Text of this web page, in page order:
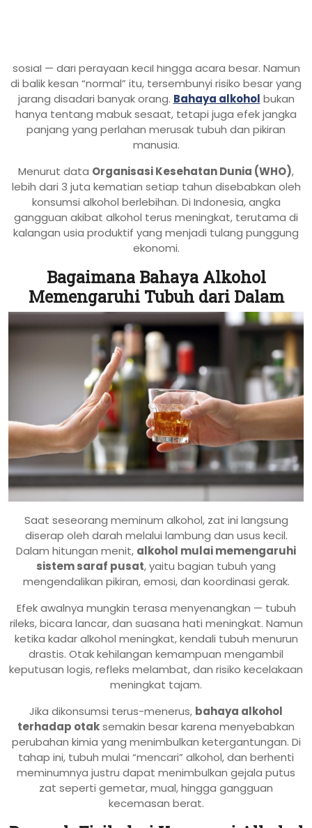
sosial — dari perayaan kecil hingga acara besar. Namun
di balik kesan “normal” itu, tersembunyi risiko besar yang
jarang disadari banyak orang. Bahaya alkohol bukan
hanya tentang mabuk sesaat, tetapi juga efek jangka
panjang yang perlahan merusak tubuh dan pikiran
manusia.
Menurut data Organisasi Kesehatan Dunia (WHO),
lebih dari 3 juta kematian setiap tahun disebabkan oleh
konsumsi alkohol berlebihan. Di Indonesia, angka
gangguan akibat alkohol terus meningkat, terutama di
kalangan usia produktif yang menjadi tulang punggung
ekonomi.
Bagaimana Bahaya Alkohol
Memengaruhi Tubuh dari Dalam
Saat seseorang meminum alkohol, zat ini langsung
diserap oleh darah melalui lambung dan usus kecil.
Dalam hitungan menit, alkohol mulai memengaruhi
sistem saraf pusat, yaitu bagian tubuh yang
mengendalikan pikiran, emosi, dan koordinasi gerak.
Efek awalnya mungkin terasa menyenangkan — tubuh
rileks, bicara lancar, dan suasana hati meningkat. Namun
ketika kadar alkohol meningkat, kendali tubuh menurun
drastis. Otak kehilangan kemampuan mengambil
keputusan logis, refleks melambat, dan risiko kecelakaan
meningkat tajam.
Jika dikonsumsi terus-menerus, bahaya alkohol
terhadap otaksemakin besar karena menyebabkan
perubahan kimia yang menimbulkan ketergantungan. Di
tahap ini, tubuh mulai “mencari” alkohol, dan berhenti
meminumnya justru dapat menimbulkan gejala putus
zat seperti gemetar, mual, hingga gangguan
kecemasan berat.